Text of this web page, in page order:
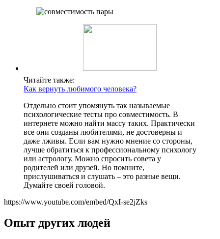
Читайте также:
Как вернуть любимого человека?
Отдельно стоит упомянуть так называемые
психологические тесты про совместимость. В
интернете можно найти массу таких. Практически
все они созданы любителями, не достоверны и
даже лживы. Если вам нужно мнение со стороны,
лучше обратиться к профессиональному психологу
или астрологу. Можно спросить совета у
родителей или друзей. Но помните,
прислушиваться и слушать – это разные вещи.
Думайте своей головой.
https://www.youtube.com/embed/QxI-se2jZks
Опыт других людей